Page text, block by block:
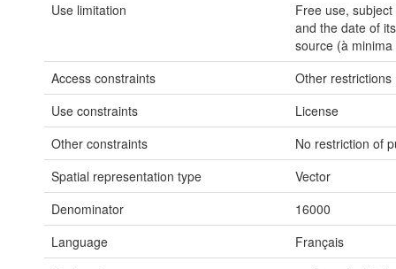
Use limitation
Free use,
and the date of
source (à
Access constraints
Other restrictions
Use constraints
License
Other constraints
No restriction of
Spatial representation type
Vector
Denominator
16000
Language
Français